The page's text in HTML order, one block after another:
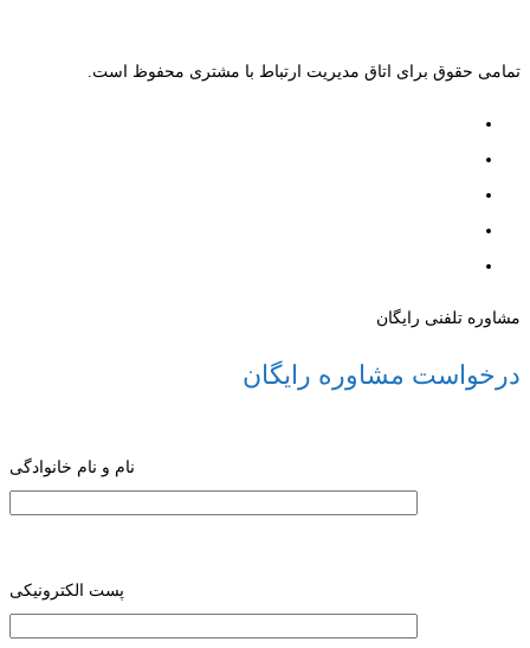
تمامی حقوق برای اتاق مدیریت ارتباط با مشتری محفوظ است.
مشاوره تلفنی رایگان
درخواست مشاوره رایگان
نام و نام خانوادگی
پست الکترونیکی